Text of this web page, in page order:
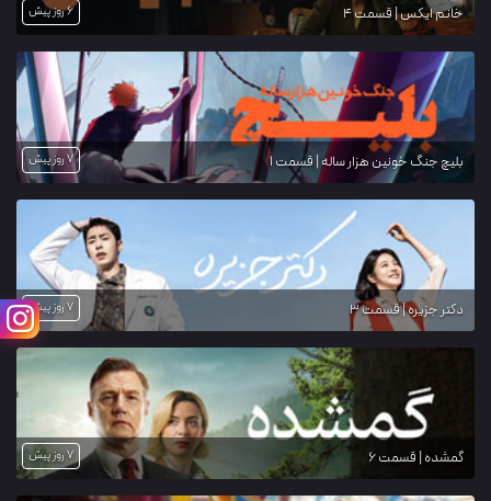
خانم ایکس | قسمت 4 6 روز پیش
بلیچ جنگ خونین هزار ساله | قسمت 1 7 روز پیش
دکتر جزیره | قسمت 3 7 روز پیش
گمشده | قسمت 6 7 روز پیش